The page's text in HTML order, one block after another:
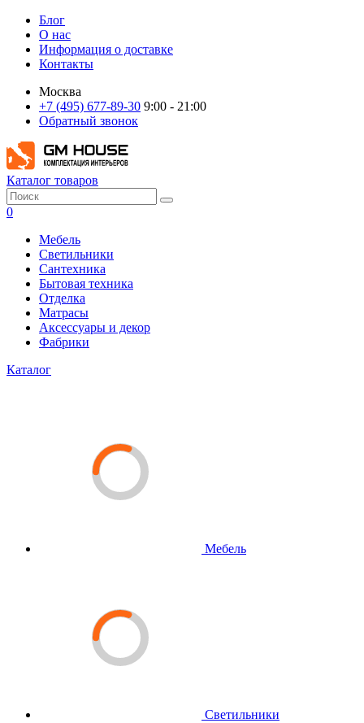
Блог
О нас
Информация о доставке
Контакты
Москва
+7 (495) 677-89-30 9:00 - 21:00
Обратный звонок
Каталог товаров
0
Мебель
Светильники
Сантехника
Бытовая техника
Отделка
Матрасы
Аксессуары и декор
Фабрики
Каталог
Мебель
Светильники